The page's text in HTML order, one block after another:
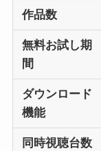
作品数
無料お試し期
間
ダウンロード
機能
同時視聴台数